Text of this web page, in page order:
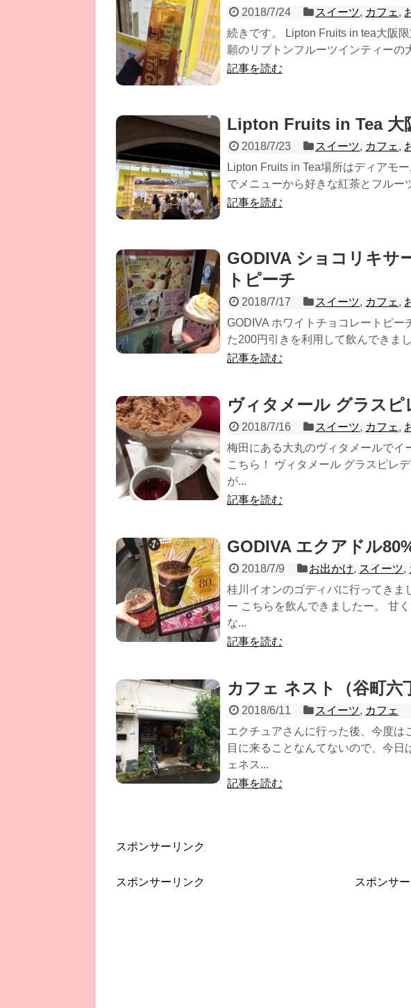
2018/7/24 スイーツ, カフェ ,
続きです。 Lipton Fruits in tea大阪
願のリプトンフルーツインティーの
記事を読む
Lipton Fruits in Tea 大
2018/7/23 スイーツ, カフェ ,
Lipton Fruits in Tea場所はディアモ
でメニューから好きな紅茶とフルー
記事を読む
GODIVA ショコリキサ
トピーチ
2018/7/17 スイーツ, カフェ ,
GODIVA ホワイトチョコレートピー
た200円引きを利用して飲んできま
記事を読む
ヴィタメール グラス
2018/7/16 スイーツ, カフェ ,
梅田にある大丸のヴィタメールでイ
こちら！ ヴィタメール グラスピレ
が...
記事を読む
GODIVA エクアドル
2018/7/9 お出かけ, スイーツ,
桂川イオンのゴディバに行ってきま
ー こちらを飲んできましたー。 甘
な...
記事を読む
カフェ ネスト（谷町六
2018/6/11 スイーツ, カフェ
エクチュアさんに行った後、今度
目に来ることなんてないので、今
ェネス...
記事を読む
スポンサーリンク
スポンサーリンク スポンサ